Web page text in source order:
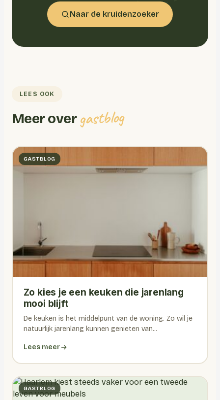
Naar de kruidenzoeker
LEES OOK
Meer over gastblog
GASTBLOG
Zo kies je een keuken die jarenlang
mooi blijft
De keuken is het middelpunt van de woning. Zo wil je
natuurlijk jarenlang kunnen genieten van...
Lees meer
GASTBLOG